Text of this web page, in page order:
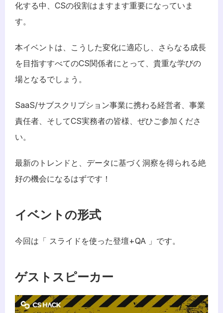
化する中、CSの役割はますます重要になっていま
す。
本イベントは、こうした変化に適応し、さらなる成長
を目指すすべてのCS関係者にとって、貴重な学びの
場となるでしょう。
SaaS/サブスクリプション事業に携わる経営者、事業
責任者、そしてCS実務者の皆様、ぜひご参加くださ
い。
最新のトレンドと、データに基づく洞察を得られる絶
好の機会になるはずです！
イベントの形式
今回は「 スライドを使った登壇+QA 」です。
ゲストスピーカー